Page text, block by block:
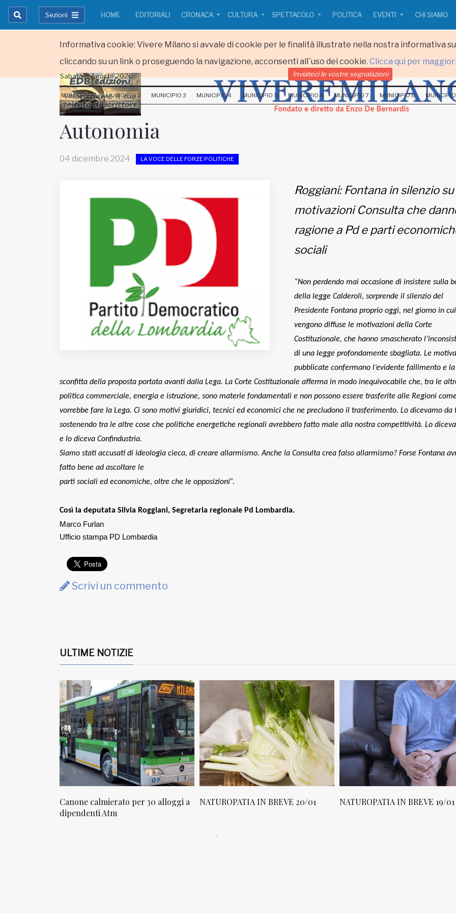
Informativa cookie: Vivere Milano si avvale di cookie per le finalità illustrate nella nostra informativa
cliccando su un link o proseguendo la navigazione, acconsenti all´uso dei cookie. Clicca qui per
Sezioni HOME EDITORIALI CRONACA CULTURA SPETTACOLO POLITICA EVENTI CHI SIAMO
Inviateci le vostre segnalazioni
Imbonati, 89 20159 Milano (Italia)
Sabato 8 Agosto 2026 Inviateci le vostre segnalazioni
MUNICIPIO 1 MUNICIPIO 2 MUNICIPIO 3 MUNICIPIO 4 MUNICIPIO 5 MUNICIPIO 6 MUNICIPIO 7 MUNICIPIO 8
Autonomia
04 dicembre 2024 LA VOCE DELLE FORZE POLITICHE
Roggiani: Fontana in silenzio su
motivazioni Consulta che
ragione a Pd e parti
sociali
“Non perdendo mai occasione di insistere sulla
della legge Calderoli, sorprende il silenzio del
Presidente Fontana proprio oggi, nel giorno in cui
vengono diffuse le motivazioni della Corte
Costituzionale, che hanno smascherato
di una legge profondamente sbagliata. Le
pubblicate confermano l’evidente fallimento e la
sconfitta della proposta portata avanti dalla Lega. La Corte Costituzionale afferma in modo inequivocabile che, tra le
politica commerciale, energia e istruzione, sono materie fondamentali e non possono essere trasferite alle Regioni
vorrebbe fare la Lega. Ci sono motivi giuridici, tecnici ed economici che ne precludono il trasferimento. Lo dicevamo da
sostenendo tra le altre cose che politiche energetiche regionali avrebbero fatto male alla nostra competitività. Lo
e lo diceva Confindustria.
Siamo stati accusati di ideologia cieca, di creare allarmismo. Anche la Consulta crea falso allarmismo? Forse Fontana
fatto bene ad ascoltare le
parti sociali ed economiche, oltre che le opposizioni”.
Così la deputata Silvia Roggiani, Segretaria regionale Pd Lombardia.
Marco Furlan
Ufficio stampa PD Lombardia
Scrivi un commento
ULTIME NOTIZIE
Canone calmierato per 30 alloggi a
dipendenti Atm
NATUROPATIA IN BREVE 20/01 NATUROPATIA IN BREVE 19/01